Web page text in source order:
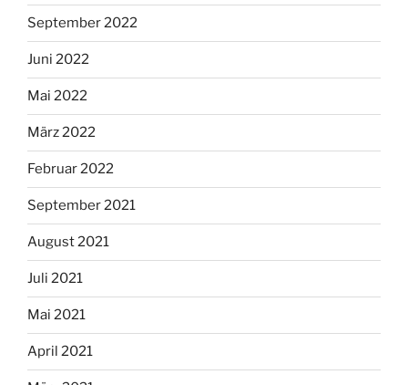
September 2022
Juni 2022
Mai 2022
März 2022
Februar 2022
September 2021
August 2021
Juli 2021
Mai 2021
April 2021